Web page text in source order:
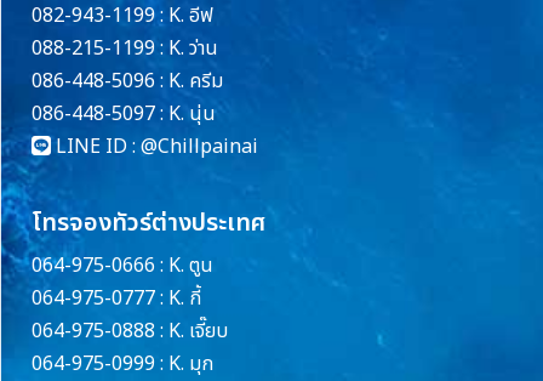
082-943-1199 : K. อีฟ
088-215-1199 : K. ว่าน
086-448-5096 : K. ครีม
086-448-5097 : K. นุ่น
LINE ID : @Chillpainai
โทรจองทัวร์ต่างประเทศ
064-975-0666 : K. ตูน
064-975-0777 : K. กี้
064-975-0888 : K. เจี๊ยบ
064-975-0999 : K. มุก